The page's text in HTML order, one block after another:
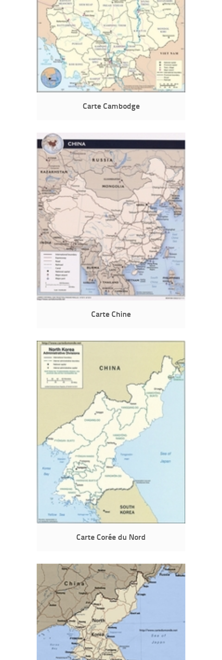
Carte Cambodge
Carte Chine
Carte Corée du Nord